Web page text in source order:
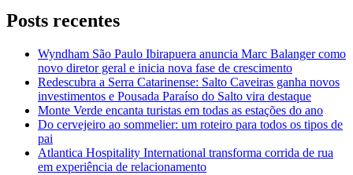
Posts recentes
Wyndham São Paulo Ibirapuera anuncia Marc Balanger como
novo diretor geral e inicia nova fase de crescimento
Redescubra a Serra Catarinense: Salto Caveiras ganha novos
investimentos e Pousada Paraíso do Salto vira destaque
Monte Verde encanta turistas em todas as estações do ano
Do cervejeiro ao sommelier: um roteiro para todos os tipos de
pai
Atlantica Hospitality International transforma corrida de rua
em experiência de relacionamento